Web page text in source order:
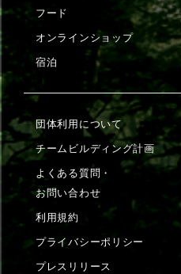
フード
オンラインショップ
宿泊
団体利用について
チームビルディング計画
よくある質問・
お問い合わせ
利用規約
プライバシーポリシー
プレスリリース